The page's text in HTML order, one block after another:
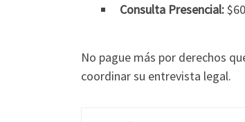
Consulta Presencial:
No pague más por derechos
coordinar su entrevista legal.